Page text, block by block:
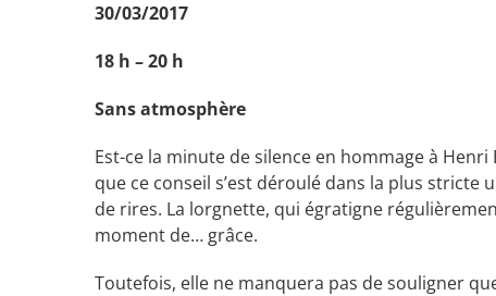
30/03/2017
18 h – 20 h
Sans atmosphère
Est-ce la minute de silence en hommage à
que ce conseil s’est déroulé dans la plus
de rires. La lorgnette, qui égratigne
moment de… grâce.
Toutefois, elle ne manquera pas de souligner